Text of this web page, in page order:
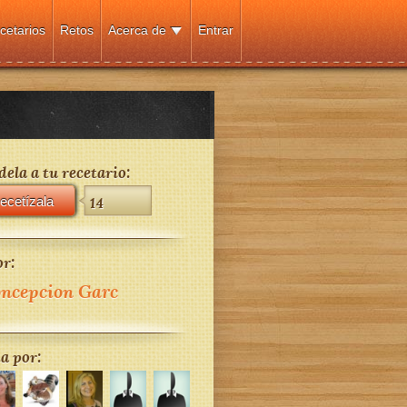
Entrar
Acerca de
Retos
a tu recetario:
14
Garc
por: